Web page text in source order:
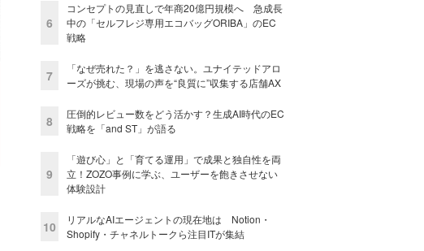
6
コンセプトの見直しで年商20億円規模へ 急成長
中の「セルフレジ専用エコバッグORIBA」のEC
戦略
7
「なぜ売れた？」を逃さない。ユナイテッドアロ
ーズが挑む、現場の声を“良質に”収集する店舗AX
8
圧倒的レビュー数をどう活かす？生成AI時代のEC
戦略を「and ST」が語る
9
「遊び心」と「育てる運用」で成果と独自性を両
立！ZOZO事例に学ぶ、ユーザーを飽きさせない
体験設計
10
リアルなAIエージェントの現在地は Notion・
Shopify・チャネルトークら注目ITが集結